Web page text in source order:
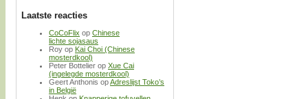
Laatste reacties
CoCoFlix op Chinese
lichte sojasaus
Roy op Kai Choi (Chinese
mosterdkool)
Peter Bottelier op Xue Cai
(ingelegde mosterdkool)
Geert Anthonis opAdreslijst Toko’s
in België